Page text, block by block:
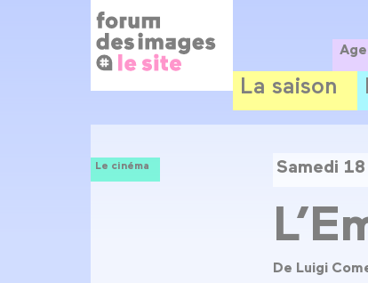
La saison
Le cinéma Samedi
De Luigi